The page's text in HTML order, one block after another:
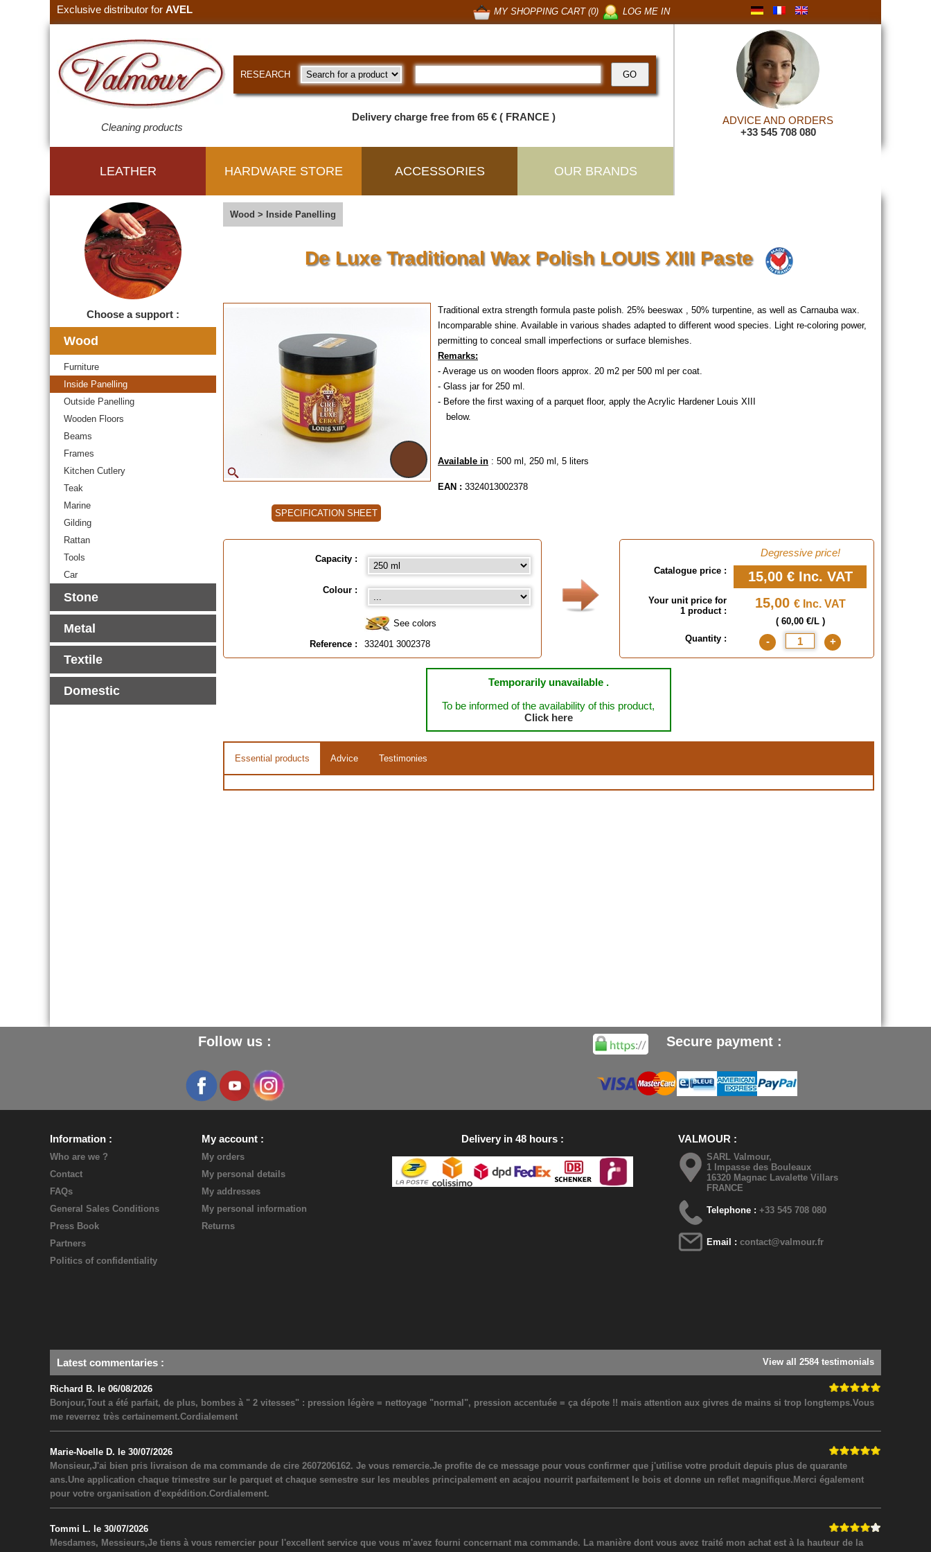
Exclusive distributor for AVEL LOG ME IN
MY SHOPPING CART (0)
Cleaning products
RESEARCH
Delivery charge free from 65 € ( FRANCE )
ADVICE AND ORDERS
+33 545 708 080
LEATHER HARDWARE STORE ACCESSORIES OUR BRANDS
Choose a support :
Wood
Furniture
Inside Panelling
Outside Panelling
Wooden Floors
Beams
Frames
Kitchen Cutlery
Teak
Marine
Gilding
Rattan
Tools
Car
Stone
Metal
Textile
Domestic
Wood > Inside Panelling
De Luxe Traditional Wax Polish LOUIS XIII Paste
SPECIFICATION SHEET
Traditional extra strength formula paste polish. 25% beeswax , 50% turpentine, as well as Carnauba wax.
Incomparable shine. Available in various shades adapted to different wood species. Light re-coloring power,
permitting to conceal small imperfections or surface blemishes.
Remarks:
- Average us on wooden floors approx. 20 m2 per 500 ml per coat.
- Glass jar for 250 ml.
- Before the first waxing of a parquet floor, apply the Acrylic Hardener Louis XIII
below.
Available in : 500 ml, 250 ml, 5 liters
EAN : 3324013002378
Capacity :
Colour :
See colors
Reference : 332401 3002378
Degressive price!
Catalogue price : 15,00 € Inc. VAT
Your unit price for
1 product :
15,00 € Inc. VAT
( 60,00 €/L )
Quantity :
- +
Temporarily unavailable .
To be informed of the availability of this product,
Click here
Essential products Advice Testimonies
Follow us : Secure payment :
Information
Who are we ?
Contact
FAQs
General Sales Conditions
Press Book
Partners
Politics of confidentiality
My account
My orders
My personal details
My addresses
My personal information
Returns
Delivery in 48 hours VALMOUR
SARL Valmour,
1 Impasse des Bouleaux
16320 Magnac Lavalette Villars
FRANCE
Telephone :+33 545 708 080
Email :contact@valmour.fr
Latest commentaries : View all 2584 testimonials
Richard B. le 06/08/2026
Bonjour,Tout a été parfait, de plus, bombes à " 2 vitesses" : pression légère = nettoyage "normal", pression accentuée = ça dépote !! mais attention aux givres de mains si trop longtemps.Vous
me reverrez très certainement.Cordialement
Marie-Noelle D. le 30/07/2026
Monsieur,J'ai bien pris livraison de ma commande de cire 2607206162. Je vous remercie.Je profite de ce message pour vous confirmer que j'utilise votre produit depuis plus de quarante
ans.Une application chaque trimestre sur le parquet et chaque semestre sur les meubles principalement en acajou nourrit parfaitement le bois et donne un reflet magnifique.Merci également
pour votre organisation d'expédition.Cordialement.
Tommi L. le 30/07/2026
Mesdames, Messieurs,Je tiens à vous remercier pour l'excellent service que vous m'avez fourni concernant ma commande. La manière dont vous avez traité mon achat est à la hauteur de la